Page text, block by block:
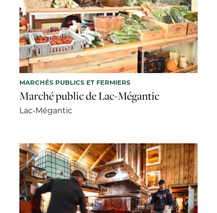
MARCHÉS PUBLICS ET FERMIERS
Marché public de Lac-Mégantic
Lac-Mégantic